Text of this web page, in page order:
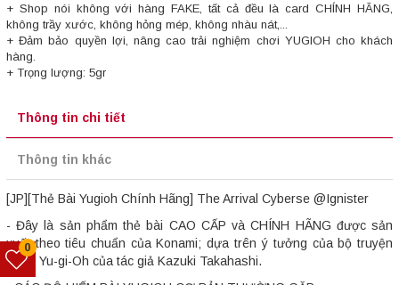
+ Shop nói không với hàng FAKE, tất cả đều là card CHÍNH HÃNG,
không trầy xước, không hỏng mép, không nhàu nát,...
+ Đảm bảo quyền lợi, nâng cao trải nghiệm chơi YUGIOH cho khách
hàng.
+ Trọng lượng: 5gr
Thông tin chi tiết
Thông tin khác
[JP][Thẻ Bài Yugioh Chính Hãng] The Arrival Cyberse @Ignister
- Đây là sản phẩm thẻ bài CAO CẤP và CHÍNH HÃNG được sản
xuất theo tiêu chuẩn của Konami; dựa trên ý tưởng của bộ truyện
tranh Yu-gi-Oh của tác giả Kazuki Takahashi.
0